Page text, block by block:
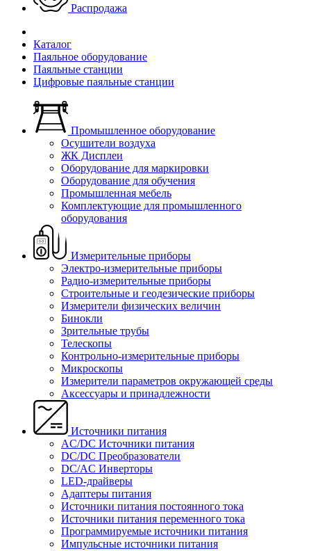
Распродажа
Каталог
Паяльное оборудование
Паяльные станции
Цифровые паяльные станции
Промышленное оборудование
Осушители воздуха
ЖК Дисплеи
Оборудование для маркировки
Оборудование для обучения
Промышленная мебель
Комплектующие для промышленного
оборудования
Измерительные приборы
Электро-измерительные приборы
Радио-измерительные приборы
Строительные и геодезические приборы
Измерители физических величин
Бинокли
Зрительные трубы
Телескопы
Контрольно-измерительные приборы
Микроскопы
Измерители параметров окружающей среды
Аксессуары и принадлежности
Источники питания
AC/DC Источники питания
DC/DC Преобразователи
DC/AC Инверторы
LED-драйверы
Адаптеры питания
Источники питания постоянного тока
Источники питания переменного тока
Программируемые источники питания
Импульсные источники питания